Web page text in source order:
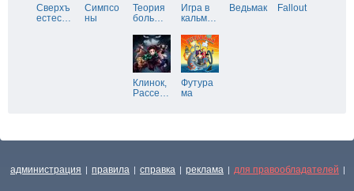
Сверхъ
естес…
Симпсо
ны
Теория
боль…
Игра в
кальм…
Ведьмак Fallout
Клинок,
Рассе…
Футура
ма
администрация | правила | справка | реклама | для правообладателей |